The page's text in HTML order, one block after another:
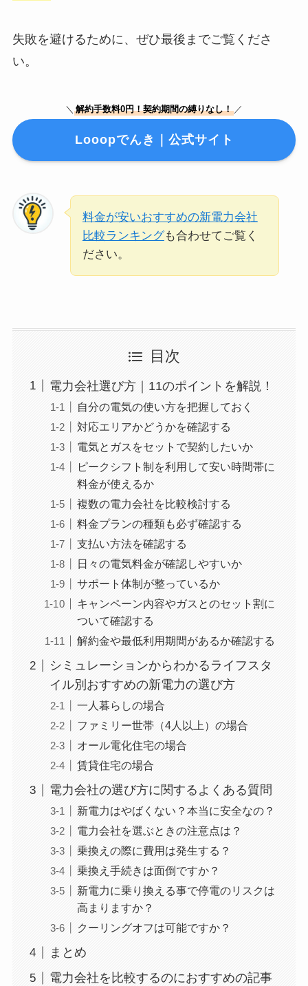
失敗を避けるために、ぜひ最後までご覧くださ
い。
＼ 解約手数料0円！契約期間の縛りなし！ ／
Looopでんき｜公式サイト
料金が安いおすすめの新電力会社
比較ランキングも合わせてご覧く
ださい。
目次
電力会社選び方｜11のポイントを解説！
自分の電気の使い方を把握しておく
対応エリアかどうかを確認する
電気とガスをセットで契約したいか
ピークシフト制を利用して安い時間帯に
料金が使えるか
複数の電力会社を比較検討する
料金プランの種類も必ず確認する
支払い方法を確認する
日々の電気料金が確認しやすいか
サポート体制が整っているか
キャンペーン内容やガスとのセット割に
ついて確認する
解約金や最低利用期間があるか確認する
シミュレーションからわかるライフスタ
イル別おすすめの新電力の選び方
一人暮らしの場合
ファミリー世帯（4人以上）の場合
オール電化住宅の場合
賃貸住宅の場合
電力会社の選び方に関するよくある質問
新電力はやばくない？本当に安全なの？
電力会社を選ぶときの注意点は？
乗換えの際に費用は発生する？
乗換え手続きは面倒ですか？
新電力に乗り換える事で停電のリスクは
高まりますか？
クーリングオフは可能ですか？
まとめ
電力会社を比較するのにおすすめの記事